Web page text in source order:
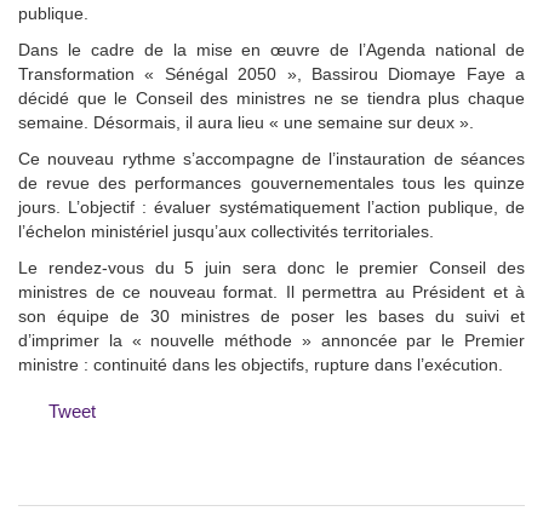
publique.
Dans le cadre de la mise en œuvre de l’Agenda national de
Transformation « Sénégal 2050 », Bassirou Diomaye Faye a
décidé que le Conseil des ministres ne se tiendra plus chaque
semaine. Désormais, il aura lieu « une semaine sur deux ».
Ce nouveau rythme s’accompagne de l’instauration de séances
de revue des performances gouvernementales tous les quinze
jours. L’objectif : évaluer systématiquement l’action publique, de
l’échelon ministériel jusqu’aux collectivités territoriales.
Le rendez-vous du 5 juin sera donc le premier Conseil des
ministres de ce nouveau format. Il permettra au Président et à
son équipe de 30 ministres de poser les bases du suivi et
d’imprimer la « nouvelle méthode » annoncée par le Premier
ministre : continuité dans les objectifs, rupture dans l’exécution.
Tweet